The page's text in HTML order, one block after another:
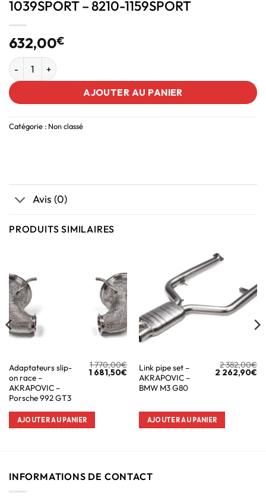
1039SPORT – 8210-1159SPORT
632,00€
AJOUTER AU PANIER
Catégorie : Non classé
Avis (0)
PRODUITS SIMILAIRES
Adaptateurs slip-
on race –
AKRAPOVIC –
Porsche 992 GT3
1 770,00€
1 681,50€
AJOUTER AU PANIER
Link pipe set –
AKRAPOVIC –
BMW M3 G80
2 382,00€
2 262,90€
AJOUTER AU PANIER
INFORMATIONS DE CONTACT